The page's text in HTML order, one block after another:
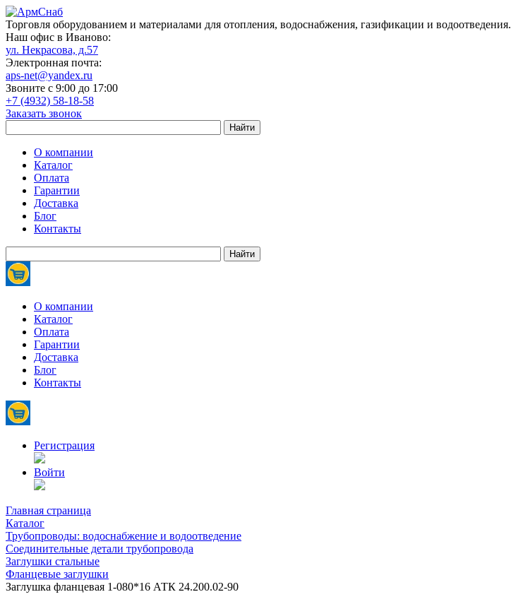
Торговля оборудованием и материалами для отопления, водоснабжения, газификации и водоотведения.
Наш офис в Иваново:
ул. Некрасова, д.57
Электронная почта:
aps-net@yandex.ru
Звоните с 9:00 до 17:00
+7 (4932) 58-18-58
Заказать звонок
О компании
Каталог
Оплата
Гарантии
Доставка
Блог
Контакты
О компании
Каталог
Оплата
Гарантии
Доставка
Блог
Контакты
Регистрация
Войти
Главная страница
Каталог
Трубопроводы: водоснабжение и водоотведение
Соединительные детали трубопровода
Заглушки стальные
Фланцевые заглушки
Заглушка фланцевая 1-080*16 АТК 24.200.02-90